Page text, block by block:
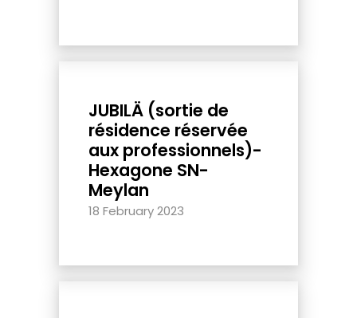
JUBILÄ (sortie de
résidence réservée
aux professionnels)-
Hexagone SN-
Meylan
18 February 2023